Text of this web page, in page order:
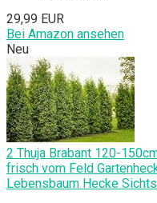
29,99 EUR
Bei Amazon ansehen
Neu
2 Thuja Brabant 120-
frisch vom Feld
Lebensbaum Hecke